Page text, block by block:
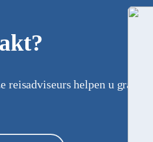
helpen u graag bij